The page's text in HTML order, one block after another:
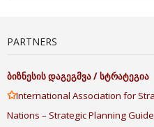
PARTNERS
ბიზნესისდაგეგმვა/სტრატეგია
✩International Association for
Nations – Strategic Planning